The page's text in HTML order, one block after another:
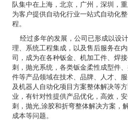
队集中在上海，北京，广州，深圳，
为客户提供自动化行业一站式自动化
程。
经过多年的发展，公司已形成以设
理、系统工程集成，以及售后服务在
司，成为在各种钣金、机加工件、焊
刺，抛光系统，各类钣金柔性成型件
件等产品领域在技术、品牌、人才、
及机器人自动化项目方案整体解决等
业，有针对性提供产品优化，高效，
刺，抛光,涂胶和折弯整体解决方案，
成本等问题。